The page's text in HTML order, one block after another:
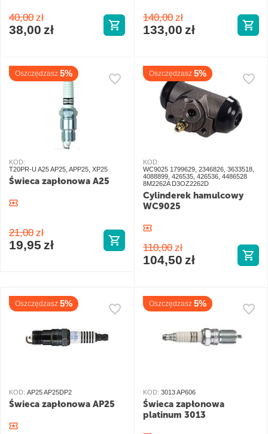
40,00 zł
38,00 zł
140,00 zł
133,00 zł
Oszczędzasz 5%
KOD:
T20PR-U A25 AP25, APP25, XP25
Świeca zapłonowa A25
21,00 zł
19,95 zł
Oszczędzasz 5%
KOD:
WC9025 1799629, 2346826, 3633518,
4088899, 426535, 426536, 4486528
8M2262A D3OZ2262D
Cylinderek hamulcowy
WC9025
110,00 zł
104,50 zł
Oszczędzasz 5%
KOD: AP25 AP25DP2
Świeca zapłonowa AP25
Oszczędzasz 5%
KOD: 3013 AP606
Świeca zapłonowa
platinum 3013